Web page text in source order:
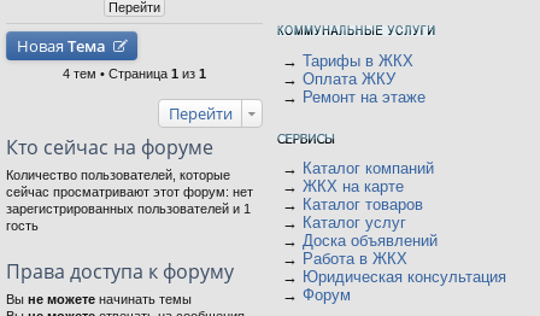
Новая Тема
4 тем • Страница 1 из 1
Перейти
Кто сейчас на форуме
Количество пользователей, которые
сейчас просматривают этот форум: нет
зарегистрированных пользователей и 1
гость
Права доступа к форуму
Вы не можете начинать темы
→ Тарифы в ЖКХ
→ Оплата ЖКУ
→ Ремонт на этаже
→ Каталог компаний
→ ЖКХ на карте
→ Каталог товаров
→ Каталог услуг
→ Доска объявлений
→ Работа в ЖКХ
→ Юридическая консультация
→ Форум